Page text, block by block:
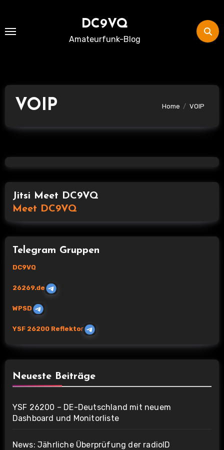
content
DC9VQ
Amateurfunk-Blog
VOIP Home VOIP
Jitsi Meet DC9VQ
Meet DC9VQ
Telegram Gruppen
DC9VQ
26269.de
WPSD
YSF 26200 Reflektor
Neueste Beiträge
YSF 26200 – DE-Deutschland mit neuem
Dashboard und Monitorliste
News: Jährliche Überprüfung der radioID